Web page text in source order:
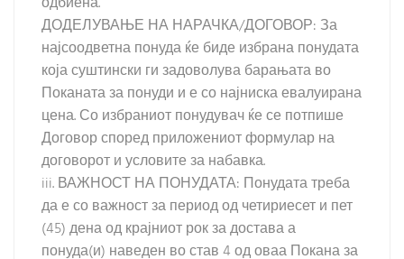
ДОДЕЛУВАЊЕ НА НАРАЧКА/ДОГОВОР: За
најсоодветна понуда ќе биде избрана понудата
која суштински ги задоволува барањата во
Поканата за понуди и е со најниска евалуирана
цена. Со избраниот понудувач ќе се потпише
Договор според приложениот формулар на
договорот и условите за набавка.
iii. ВАЖНОСТ НА ПОНУДАТА: Понудата треба
да е со важност за период од четириесет и пет
(45) дена од крајниот рок за достава а
понуда(и) наведен во став 4 од оваа Покана за